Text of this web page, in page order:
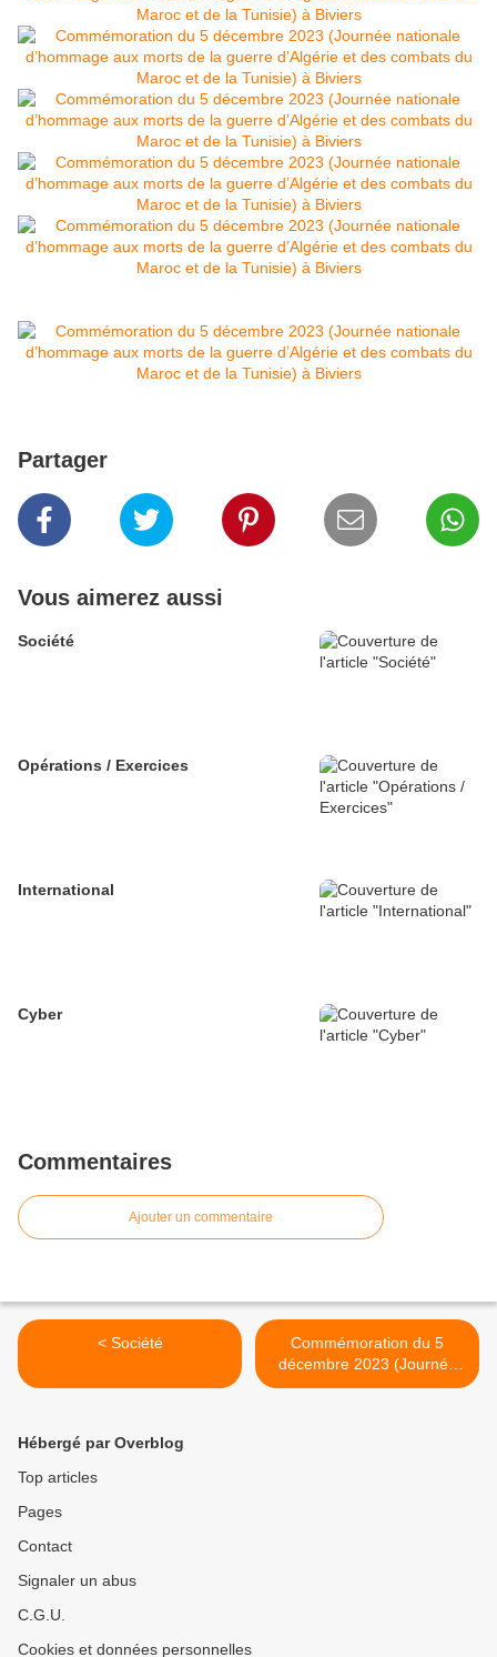
Partager
Vous aimerez aussi
Société
Opérations / Exercices
International
Cyber
Commentaires
Ajouter un commentaire
< Société
Commémoration du 5
décembre 2023 (Journée
nationale d’hommage aux
Hébergé par Overblog
Top articles
Pages
Contact
Signaler un abus
C.G.U.
Cookies et données personnelles